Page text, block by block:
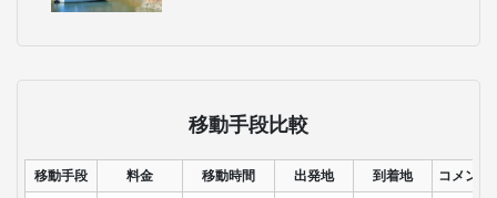
移動手段比較
移動手段 料金 移動時間 出発地 到着地 コメント